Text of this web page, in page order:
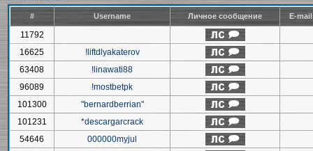
# Username Личное сообщение E-
11792
16625
!liftdlyakaterov
63408
!linawati88
96089
!mostbetpk
101300
"bernardberrian"
101231
*descargarcrack
54646
000000myjul